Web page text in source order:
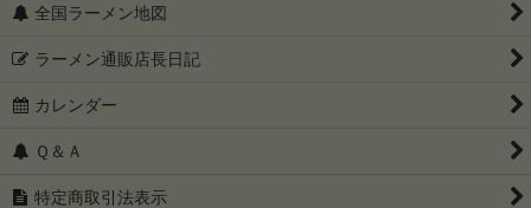
全国ラーメン地図
ラーメン通販店長日記
カレンダー
Ｑ＆Ａ
特定商取引法表示